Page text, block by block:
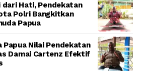
dari Hati, Pendekatan
Polri Bangkitkan
Papua
Papua Nilai Pendekatan
Damai Cartenz Efektif